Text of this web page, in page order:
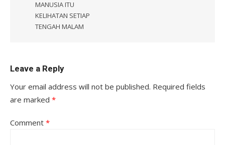
MANUSIA ITU
KELIHATAN SETIAP
TENGAH MALAM
Leave a Reply
Your email address will not be published. Required fields
are marked *
Comment *